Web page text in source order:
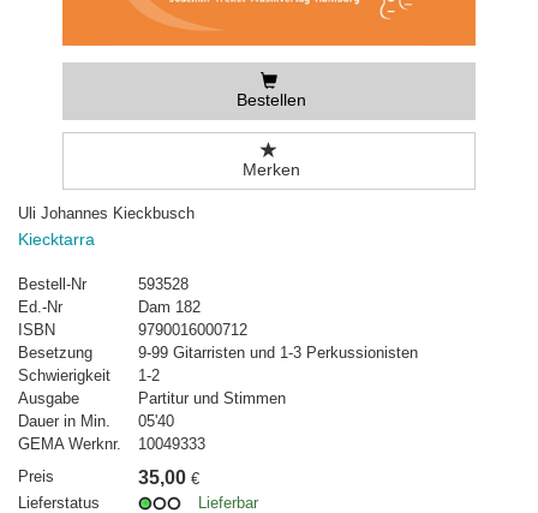
Bestellen
Merken
Uli Johannes Kieckbusch
Kiecktarra
Bestell-Nr
593528
Ed.-Nr
Dam 182
ISBN
9790016000712
Besetzung
9-99 Gitarristen und 1-3 Perkussionisten
Schwierigkeit
1-2
Ausgabe
Partitur und Stimmen
Dauer in Min.
05'40
GEMA Werknr.
10049333
Preis
35,00 €
Lieferstatus
Lieferbar